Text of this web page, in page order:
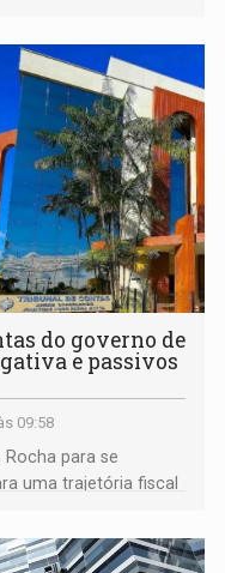
do governo de
e passivos
09:58
Rocha para se
uma trajetória fiscal